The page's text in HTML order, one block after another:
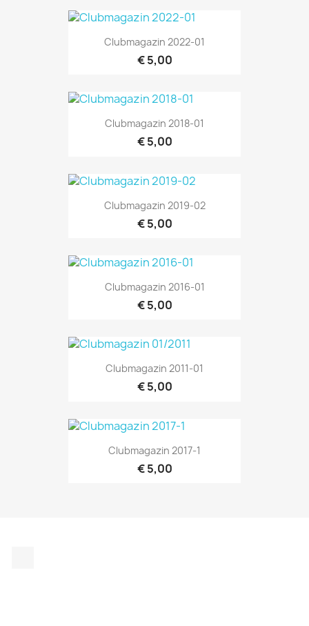
Clubmagazin 2022-01
€ 5,00
Clubmagazin 2018-01
€ 5,00
Clubmagazin 2019-02
€ 5,00
Clubmagazin 2016-01
€ 5,00
Clubmagazin 2011-01
€ 5,00
Clubmagazin 2017-1
€ 5,00